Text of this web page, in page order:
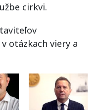
cirkvi.
otázkach viery a